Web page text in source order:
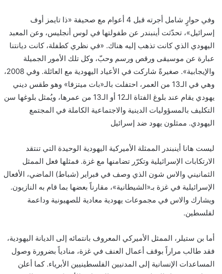
وفي حوارٍ شامل أجرته قبل 4 أعوام مع صحيفة «ذا تايمز أوف
إسرائيل»، تحدّثت أينبندر عن طفولتها في لوس أنجليس، وعن المعبد
اليهودي الذي كانت تذهب إليه هناك. «في نظري كطفلة، كانت ديانتنا
عبارة عن موسيقى ورقص ورسم وحبّ، وكل تلك الأمور الجميلة
والإيجابية». صغيرةً شاركت في الأعياد اليهودية مع العائلة. وفي 2008،
وهي في الـ13 من العمر، احتفلت بالـ«بات ميتزفا» وهو طقس ديني
يهودي يقام عند بلوغ الفتاة الـ12 أو الـ13 من عمرها، ويُمثل بلوغها سن
التكليف بالمسؤوليات الدينية والاجتماعية الكاملة في المجتمع
اليهودي. ممثلون يهود ضد إسرائيل
ليست هانا أينبندر الممثلة الأميركية اليهودية الوحيدة التي تنتقد
الارتكابات الإسرائيلية وتكرّر تضامنها مع غزة. فمثلها فعل الممثل
الثمانيني والاس شون الذي وصف في فبراير (شباط) الماضي، الأفعال
الإسرائيلية في غزة بـ«الشيطانية»، مقارناً بعضها بما قام به النازيون.
ويشارك والاس في مجموعات يهودية معادية للصهيونية وداعمة
لفلسطين.
أما بن ستيلر، الممثل الأميركي المعروف بانتمائه إلى الديانة اليهودية،
فقد طالب مراراً بوقف أعمال العنف في غزة، منادياً بضرورة وصول
المساعدات الإنسانية إلى المدنيين الفلسطينيين الأبرياء. كما أعلن